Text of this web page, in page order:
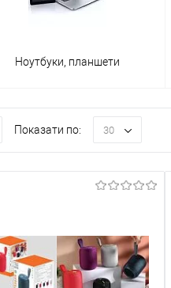
Ноутбуки, планшети
Показати по: 30